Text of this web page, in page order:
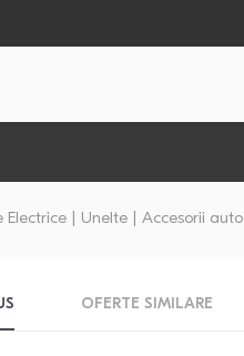
Electrice | Unelte | Accesorii auto
OFERTE SIMILARE